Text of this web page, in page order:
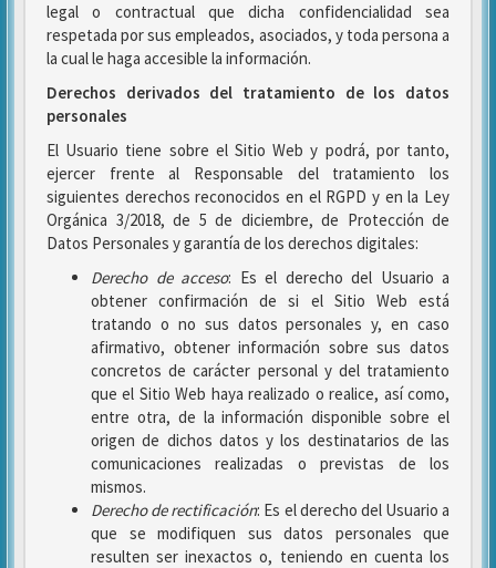
legal o contractual que dicha confidencialidad sea
respetada por sus empleados, asociados, y toda persona a
la cual le haga accesible la información.
Derechos derivados del tratamiento de los datos
personales
El Usuario tiene sobre el Sitio Web y podrá, por tanto,
ejercer frente al Responsable del tratamiento los
siguientes derechos reconocidos en el RGPD y en la Ley
Orgánica 3/2018, de 5 de diciembre, de Protección de
Datos Personales y garantía de los derechos digitales:
Derecho de acceso: Es el derecho del Usuario a
obtener confirmación de si el Sitio Web está
tratando o no sus datos personales y, en caso
afirmativo, obtener información sobre sus datos
concretos de carácter personal y del tratamiento
que el Sitio Web haya realizado o realice, así como,
entre otra, de la información disponible sobre el
origen de dichos datos y los destinatarios de las
comunicaciones realizadas o previstas de los
mismos.
Derecho de rectificación: Es el derecho del Usuario a
que se modifiquen sus datos personales que
resulten ser inexactos o, teniendo en cuenta los